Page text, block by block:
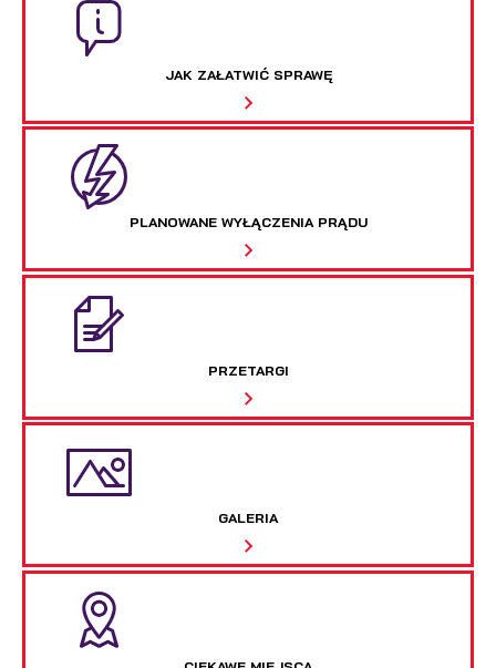
JAK ZAŁATWIĆ SPRAWĘ
PLANOWANE WYŁĄCZENIA PRĄDU
PRZETARGI
GALERIA